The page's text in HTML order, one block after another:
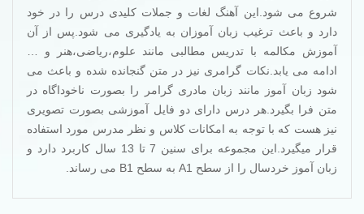
شروع می شود.این آهنگ لغات و جملات کلیدی درس را در خود
دارد و باعث ترغیب زبان آموزان به یادگیری می شود.پس از آن
آموزش مکالمه با تدریس مطالبی مانند علوم،ریاضی،هنر و …
ادامه می یابد.نکات گرامری نیز در متن گنجانده شده و باعث می
شود زبان آموز مانند زبان مادری گرامر را بصورت ناخوداگاه در
متن فرا بگیرد.هر درس دارای دو فایل آموزشی بصورت تصویری
نیز هست که با توجه به امکانات کلاس و نظر مدرس مورد استفاده
قرار میگیرد.این مجموعه برای سنین 7 تا 13 سال کاربرد دارد و
زبان آموز خردسال را از سطح A1 به سطح B1 می رساند.